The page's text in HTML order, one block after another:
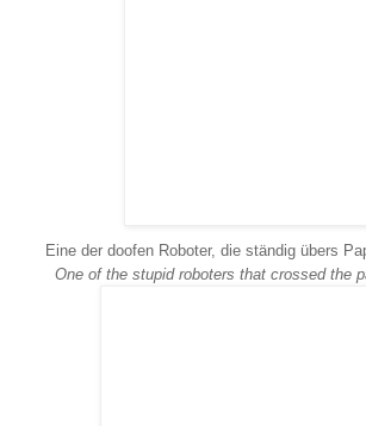
Eine der doofen Roboter, die ständig übers
One of the stupid roboters that crossed the